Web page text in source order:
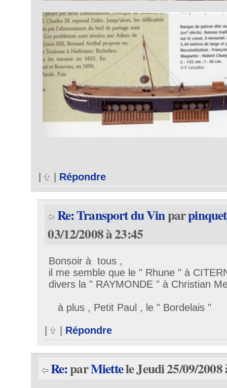
Répondre
Re: Transport du Vinparpinquet
03/12/2008 à 23:45
Bonsoir à tous ,
il me semble que le " Rhune " à
divers la " RAYMONDE " à Christian
à plus , Petit Paul , le " Bordelais "
| Répondre
Re:parMiettele Jeudi 25/09/2008